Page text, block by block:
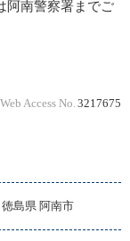
阿南警察署までご
Web Access No. 3217675
徳島県 阿南市